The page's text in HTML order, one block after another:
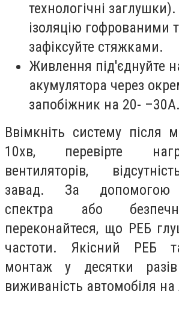
технологічні
ізоляцію гофрованими
зафіксуйте стяжками.
Живлення під'єднуйте
акумулятора через
запобіжник на 20- –30А.
Ввімкніть систему після
10хв, перевірте
вентиляторів,
завад. За допомогою
спектра або
переконайтеся, що РЕБ
частоти. Якісний РЕБ
монтаж у десятки
виживаність автомобіля на